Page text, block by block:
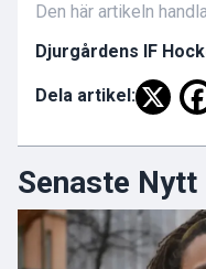
Den här artikeln
Djurgårdens IF
Dela artikel:
Senaste Nytt